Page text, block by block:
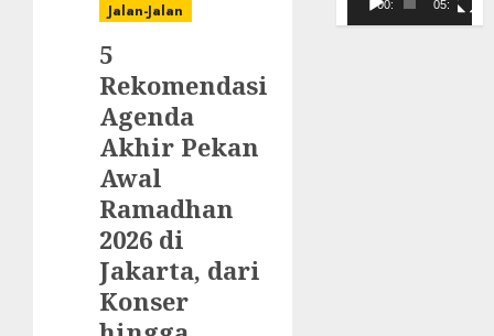
Jalan-Jalan
5
Rekomendasi
Agenda
Akhir Pekan
Awal
Ramadhan
2026 di
Jakarta, dari
Konser
00:00 05:10